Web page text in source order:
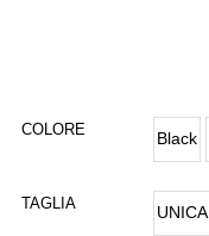
COLORE Black
TAGLIA UNICA